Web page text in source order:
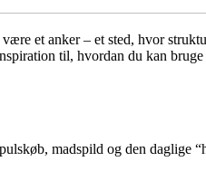
et anker – et sted, hvor
til, hvordan du kan
madspild og den daglige